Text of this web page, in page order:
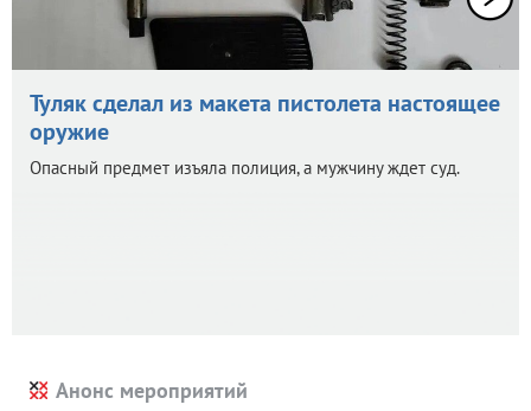
Туляк сделал из макета пистолета настоящее
оружие
Опасный предмет изъяла полиция, а мужчину ждет суд.
Анонс мероприятий